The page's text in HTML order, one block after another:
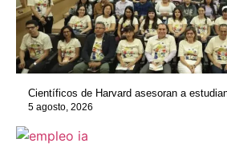
Científicos de Harvard asesoran a
5 agosto, 2026